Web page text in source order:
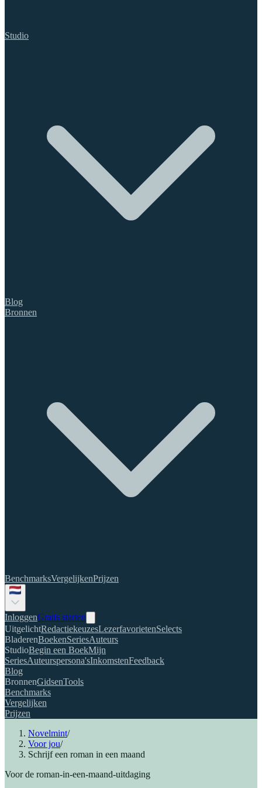
Studio
Blog
Bronnen
BenchmarksVergelijkenPrijzen
InloggenGratis starten
UitgelichtRedactiekeuzesLezerfavorietenSelects
BladerenBoekenSeriesAuteurs
StudioBegin een BoekMijn
SeriesAuteurspersona'sInkomstenFeedback
Blog
BronnenGidsenTools
Benchmarks
Vergelijken
Prijzen
Novelmint/
Voor jou/
Schrijf een roman in een maand
Voor de roman-in-een-maand-uitdaging